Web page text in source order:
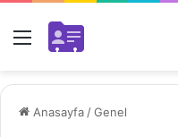
Menü
Anasayfa /Genel